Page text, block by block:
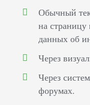
Обычный
на страницу
данных об
Через
Через
форумах.